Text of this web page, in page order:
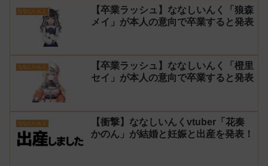
ななしいんく
【卒業ラッシュ】ななしいんく「狼森
メイ」が本人の意向で卒業すると発表
ななしいんく
【卒業ラッシュ】ななしいんく「橙里
セイ」が本人の意向で卒業すると発表
ななしいんく
【衝撃】ななしいんくvtuber「花奏
かのん」が結婚と妊娠と出産を発表！